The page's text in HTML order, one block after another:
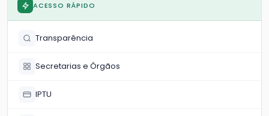
ACESSO RÁPIDO
Transparência
Secretarias e Órgãos
IPTU